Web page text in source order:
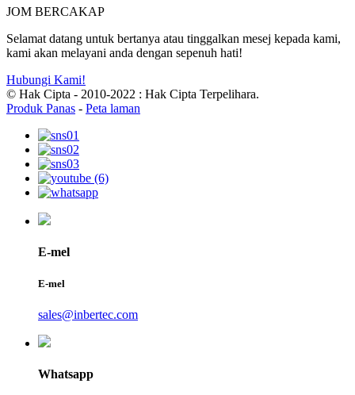
JOM BERCAKAP
Selamat datang untuk bertanya atau tinggalkan mesej kepada kami,
kami akan melayani anda dengan sepenuh hati!
Hubungi Kami!
© Hak Cipta - 2010-2022 : Hak Cipta Terpelihara.
Produk Panas - Peta laman
E-mel
E-mel
sales@inbertec.com
Whatsapp